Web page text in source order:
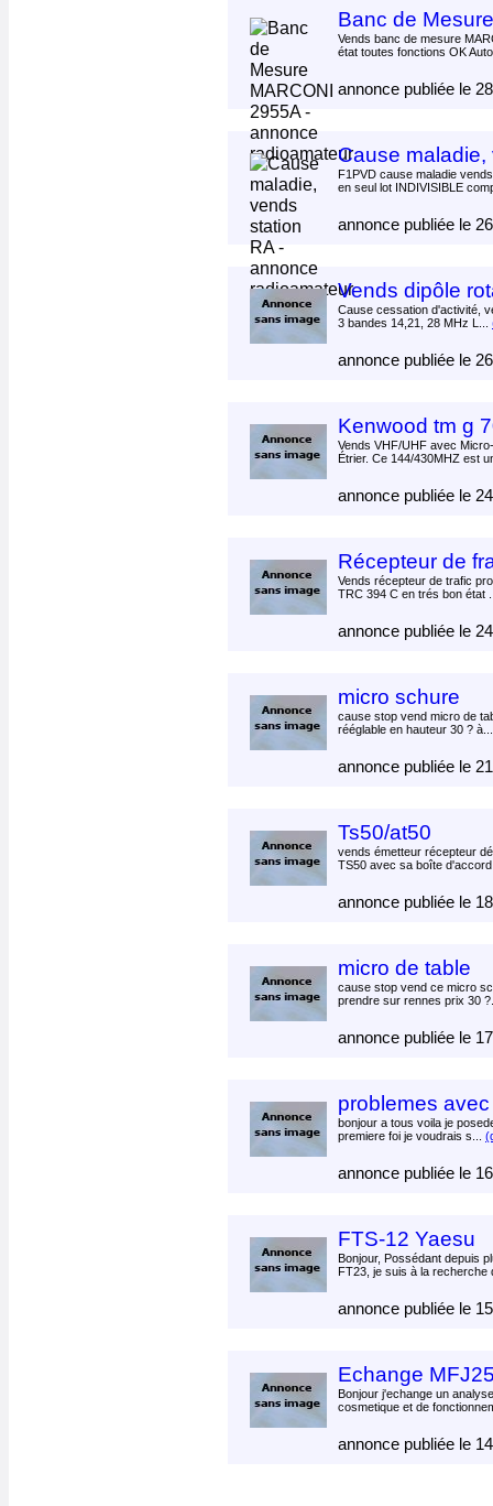
Banc de
Vends banc de mesure
état toutes fonctions OK
annonce publiée le
Cause
F1PVD cause maladie
en seul lot INDIVISIBLE
annonce publiée le
Vends dipôle
Cause cessation d'activité,
3 bandes 14,21, 28 MHz L...
annonce publiée le
Kenwood tm g
Vends VHF/UHF avec
Étrier. Ce 144/430MHZ est
annonce publiée le
Récepteur de
Vends récepteur de trafic
TRC 394 C en trés bon état
annonce publiée le
micro schure
cause stop vend micro de
rééglable en hauteur 30 ?
annonce publiée le
Ts50/at50
vends émetteur récepteur
TS50 avec sa boîte
annonce publiée le
micro de table
cause stop vend ce micro
prendre sur rennes prix 30
annonce publiée le
problemes
bonjour a tous voila je
premiere foi je voudrais s...
annonce publiée le
FTS-12 Yaesu
Bonjour, Possédant depuis
FT23, je suis à la recherche
annonce publiée le
Echange
Bonjour j'echange un
cosmetique et de
annonce publiée le